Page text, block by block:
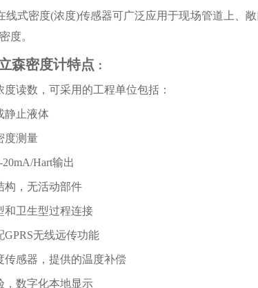
线式密度(浓度)传感器可广泛应用于现场管道上、
度。
森密度计特点 ：
读数，可采用的工程单位包括：
静止液体
度测量
Hart输出
构，无活动部件
和卫生型过程连接
无线远传功能
传感器，提供的温度补偿
，数字化本地显示